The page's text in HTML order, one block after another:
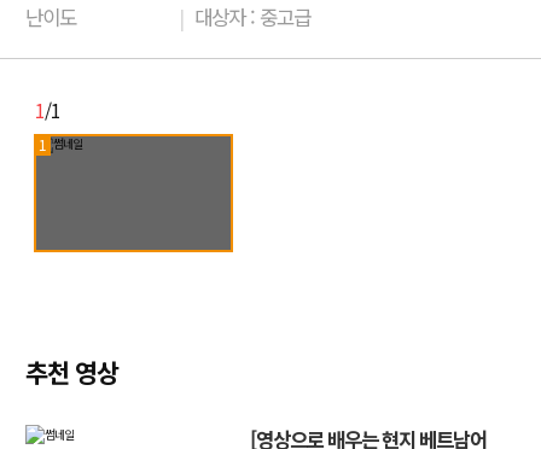
난이도
| 대상자 : 중고급
1/1
1
추천 영상
[영상으로 배우는 현지 베트남어